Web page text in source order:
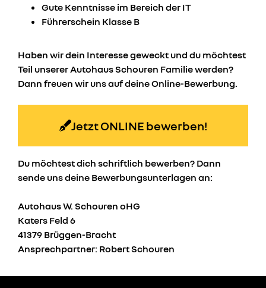
Gute Kenntnisse im Bereich der IT
Führerschein Klasse B
Haben wir dein Interesse geweckt und du möchtest
Teil unserer Autohaus Schouren Familie werden?
Dann freuen wir uns auf deine Online-Bewerbung.
Jetzt ONLINE bewerben!
Du möchtest dich schriftlich bewerben? Dann
sende uns deine Bewerbungsunterlagen an:
Autohaus W. Schouren oHG
Katers Feld 6
41379 Brüggen-Bracht
Ansprechpartner: Robert Schouren